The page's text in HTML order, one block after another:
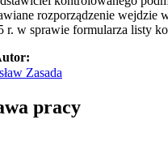
rozporządzenie wejdzie
r. w sprawie formularza listy
Zasada
pracy